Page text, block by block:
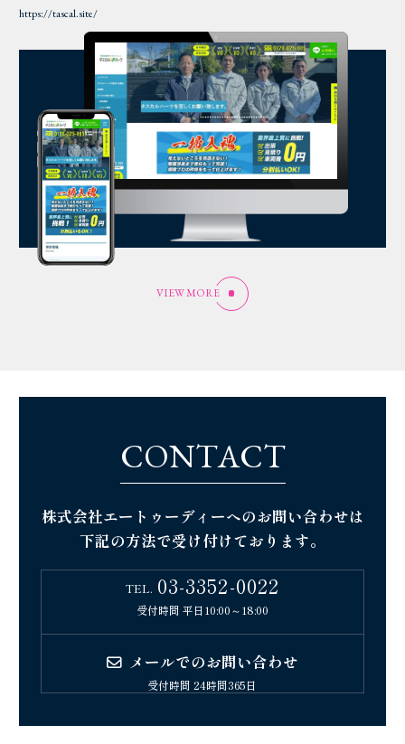
https://tascal.site/
VIEW MORE
CONTACT
株式会社エートゥーディーへのお問い合わせは
下記の方法で受け付けております。
TEL. 03-3352-0022
受付時間 平日10:00～18:00
メールでのお問い合わせ
受付時間 24時間365日